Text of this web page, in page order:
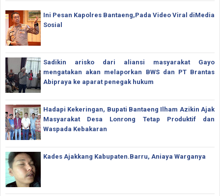
Ini Pesan Kapolres Bantaeng,Pada Video Viral diMedia
Sosial
Sadikin arisko dari aliansi masyarakat Gayo
mengatakan akan melaporkan BWS dan PT Brantas
Abipraya ke aparat penegak hukum
Hadapi Kekeringan, Bupati Bantaeng Ilham Azikin Ajak
Masyarakat Desa Lonrong Tetap Produktif dan
Waspada Kebakaran
Kades Ajakkang Kabupaten.Barru, Aniaya Warganya